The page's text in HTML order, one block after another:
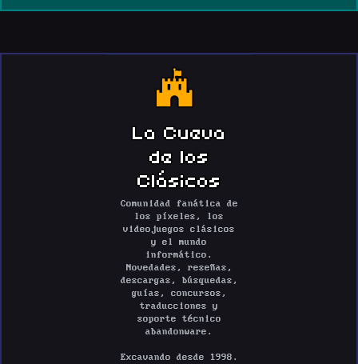
La Cueva
de los
Clásicos
Comunidad fanática de
los píxeles, los
videojuegos clásicos
y el mundo
informático.
Novedades, reseñas,
descargas, búsquedas,
guías, concursos,
traducciones y
soporte técnico
abandonware.
Excavando desde 1998.